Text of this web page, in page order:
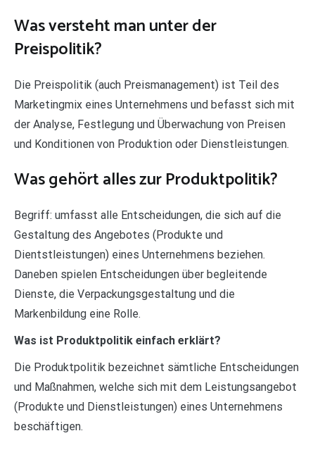
Was versteht man unter der
Preispolitik?
Die Preispolitik (auch Preismanagement) ist Teil des
Marketingmix eines Unternehmens und befasst sich mit
der Analyse, Festlegung und Überwachung von Preisen
und Konditionen von Produktion oder Dienstleistungen.
Was gehört alles zur Produktpolitik?
Begriff: umfasst alle Entscheidungen, die sich auf die
Gestaltung des Angebotes (Produkte und
Dientstleistungen) eines Unternehmens beziehen.
Daneben spielen Entscheidungen über begleitende
Dienste, die Verpackungsgestaltung und die
Markenbildung eine Rolle.
Was ist Produktpolitik einfach erklärt?
Die Produktpolitik bezeichnet sämtliche Entscheidungen
und Maßnahmen, welche sich mit dem Leistungsangebot
(Produkte und Dienstleistungen) eines Unternehmens
beschäftigen.